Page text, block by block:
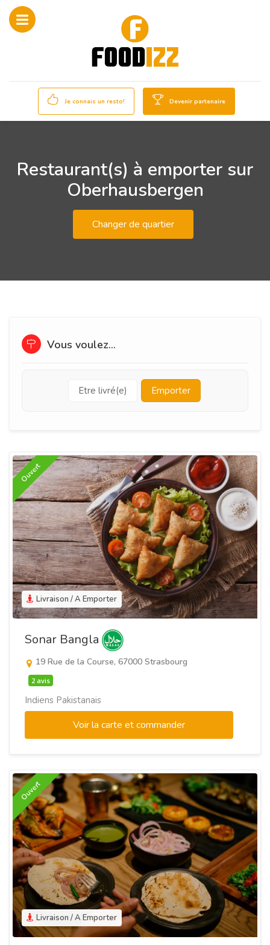
Je connais un resto! Devenir partenaire
Restaurant(s) à emporter sur
Oberhausbergen
Changer de quartier
Vous voulez...
Etre livré(e) Emporter
Livraison / A Emporter
Ouvert
Sonar Bangla
19 Rue de la Course, 67000 Strasbourg
2 avis
Indiens Pakistanais
Voir la carte et commander
Livraison / A Emporter
Ouvert